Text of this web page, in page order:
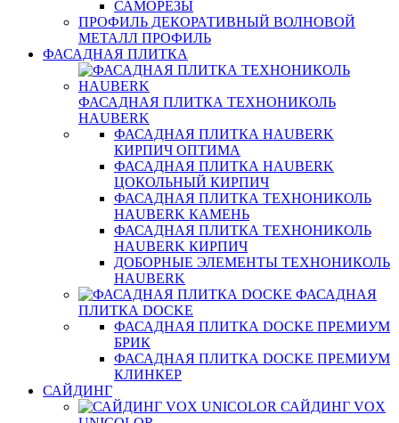
САМОРЕЗЫ
ПРОФИЛЬ ДЕКОРАТИВНЫЙ ВОЛНОВОЙ
МЕТАЛЛ ПРОФИЛЬ
ФАСАДНАЯ ПЛИТКА
ФАСАДНАЯ ПЛИТКА ТЕХНОНИКОЛЬ
HAUBERK
ФАСАДНАЯ ПЛИТКА HAUBERK
КИРПИЧ ОПТИМА
ФАСАДНАЯ ПЛИТКА HAUBERK
ЦОКОЛЬНЫЙ КИРПИЧ
ФАСАДНАЯ ПЛИТКА ТЕХНОНИКОЛЬ
HAUBERK КАМЕНЬ
ФАСАДНАЯ ПЛИТКА ТЕХНОНИКОЛЬ
HAUBERK КИРПИЧ
ДОБОРНЫЕ ЭЛЕМЕНТЫ ТЕХНОНИКОЛЬ
HAUBERK
ФАСАДНАЯ
ПЛИТКА DOCKE
ФАСАДНАЯ ПЛИТКА DOCKE ПРЕМИУМ
БРИК
ФАСАДНАЯ ПЛИТКА DOCKE ПРЕМИУМ
КЛИНКЕР
САЙДИНГ
САЙДИНГ VOX